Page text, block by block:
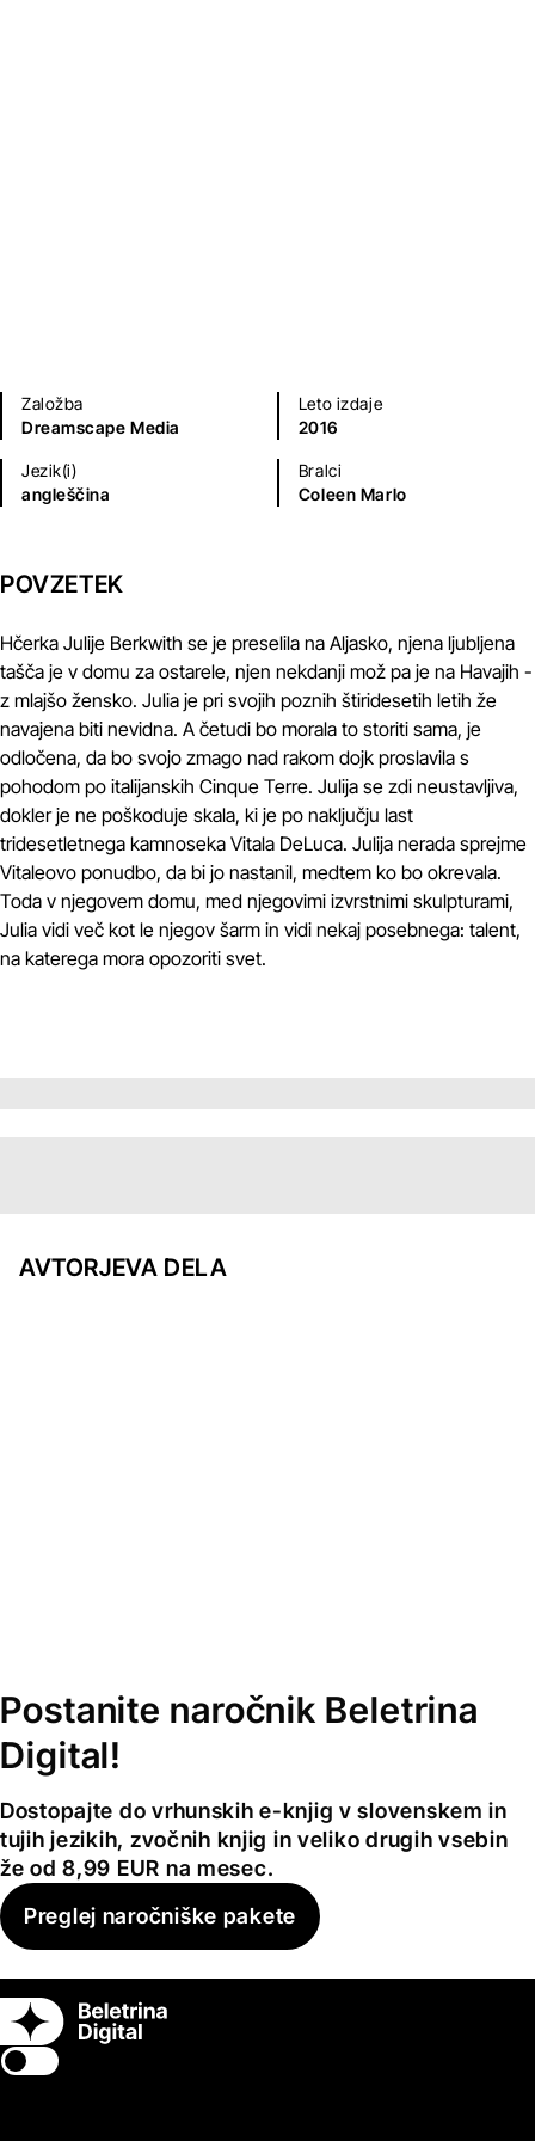
Založba
Dreamscape Media
Leto izdaje
2016
Jezik(i)
angleščina
Bralci
Coleen Marlo
POVZETEK
Hčerka Julije Berkwith se je preselila na Aljasko, njena ljubljena
tašča je v domu za ostarele, njen nekdanji mož pa je na Havajih -
z mlajšo žensko. Julia je pri svojih poznih štiridesetih letih že
navajena biti nevidna. A četudi bo morala to storiti sama, je
odločena, da bo svojo zmago nad rakom dojk proslavila s
pohodom po italijanskih Cinque Terre. Julija se zdi neustavljiva,
dokler je ne poškoduje skala, ki je po naključju last
tridesetletnega kamnoseka Vitala DeLuca. Julija nerada sprejme
Vitaleovo ponudbo, da bi jo nastanil, medtem ko bo okrevala.
Toda v njegovem domu, med njegovimi izvrstnimi skulpturami,
Julia vidi več kot le njegov šarm in vidi nekaj posebnega: talent,
na katerega mora opozoriti svet.
AVTORJEVA DELA
Postanite naročnik Beletrina
Digital!
Dostopajte do vrhunskih e-knjig v slovenskem in
tujih jezikih, zvočnih knjig in veliko drugih vsebin
že od 8,99 EUR na mesec.
Preglej naročniške pakete
Switch theme